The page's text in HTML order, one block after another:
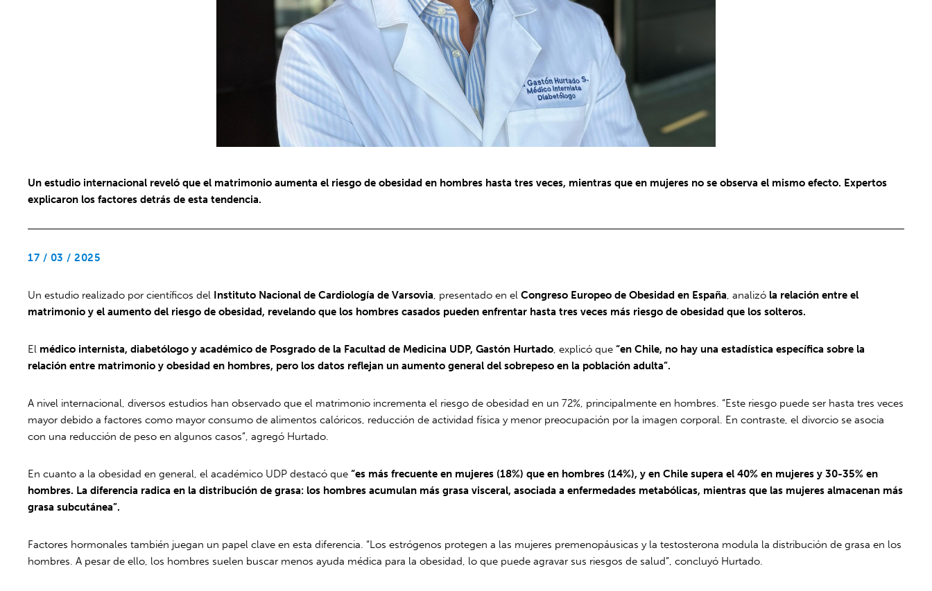
Un estudio internacional reveló que el matrimonio aumenta el riesgo de obesidad en hombres hasta tres veces, mientras que en mujeres no se observa el mismo efecto. Expertos
explicaron los factores detrás de esta tendencia.
17 / 03 / 2025
Un estudio realizado por científicos del Instituto Nacional de Cardiología de Varsovia, presentado en elCongreso Europeo de Obesidad en España, analizó la relación entre el
matrimonio y el aumento del riesgo de obesidad, revelando que los hombres casados pueden enfrentar hasta tres veces más riesgo de obesidad que los solteros.
El médico internista, diabetólogo y académico de Posgrado de la Facultad de Medicina UDP, Gastón Hurtado, explicó que“en Chile, no hay una estadística específica sobre la
relación entre matrimonio y obesidad en hombres, pero los datos reflejan un aumento general del sobrepeso en la población adulta”.
A nivel internacional, diversos estudios han observado que el matrimonio incrementa el riesgo de obesidad en un 72%, principalmente en hombres. “Este riesgo puede ser hasta tres veces
mayor debido a factores como mayor consumo de alimentos calóricos, reducción de actividad física y menor preocupación por la imagen corporal. En contraste, el divorcio se asocia
con una reducción de peso en algunos casos”, agregó Hurtado.
En cuanto a la obesidad en general, el académico UDP destacó que“es más frecuente en mujeres (18%) que en hombres (14%), y en Chile supera el 40% en mujeres y 30-35% en
hombres. La diferencia radica en la distribución de grasa: los hombres acumulan más grasa visceral, asociada a enfermedades metabólicas, mientras que las mujeres almacenan más
grasa subcutánea”.
Factores hormonales también juegan un papel clave en esta diferencia. “Los estrógenos protegen a las mujeres premenopáusicas y la testosterona modula la distribución de grasa en los
hombres. A pesar de ello, los hombres suelen buscar menos ayuda médica para la obesidad, lo que puede agravar sus riesgos de salud”, concluyó Hurtado.